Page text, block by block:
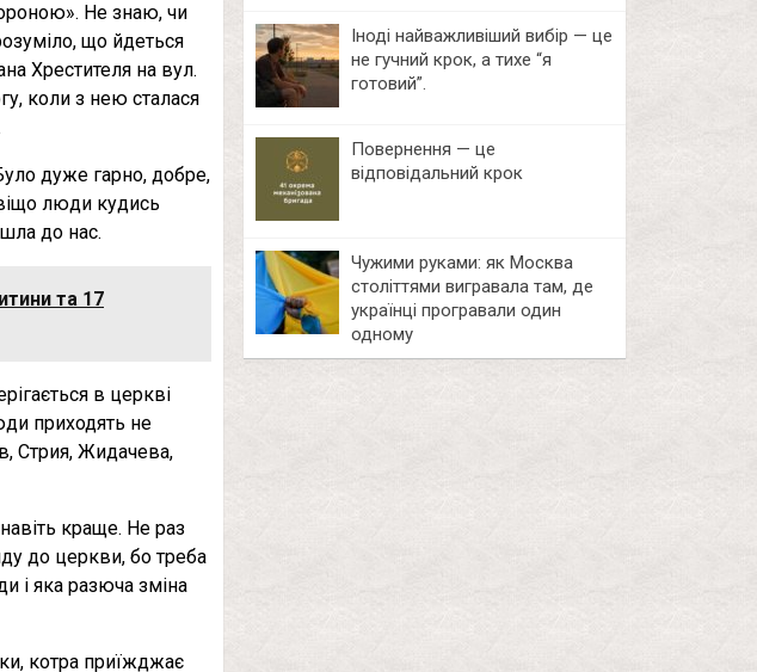
Не знаю, чи
що йдеться
Хрестителя на вул.
коли з нею сталася
дуже гарно, добре,
люди кудись
до нас.
та 17
в церкві
приходять не
Стрия, Жидачева,
краще. Не раз
до церкви, бо треба
і яка разюча зміна
котра приїжджає
Іноді найважливіший вибір — це
не гучний крок, а тихе “я
готовий”.
Повернення — це
відповідальний крок
Чужими руками: як Москва
століттями вигравала там, де
українці програвали один
одному